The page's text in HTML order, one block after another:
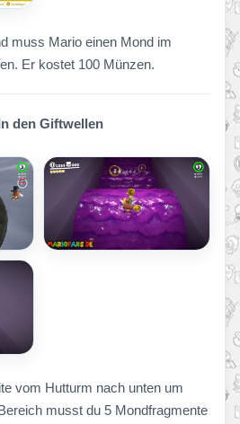
muss Mario einen Mond im
Er kostet 100 Münzen.
den Giftwellen
vom Hutturm nach unten um
musst du 5 Mondfragmente